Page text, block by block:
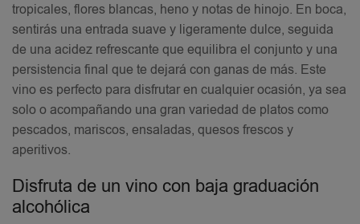
tropicales, flores blancas, heno y notas de hinojo. En boca,
sentirás una entrada suave y ligeramente dulce, seguida
de una acidez refrescante que equilibra el conjunto y una
persistencia final que te dejará con ganas de más. Este
vino es perfecto para disfrutar en cualquier ocasión, ya sea
solo o acompañando una gran variedad de platos como
pescados, mariscos, ensaladas, quesos frescos y
aperitivos.
Disfruta de un vino con baja graduación
alcohólica